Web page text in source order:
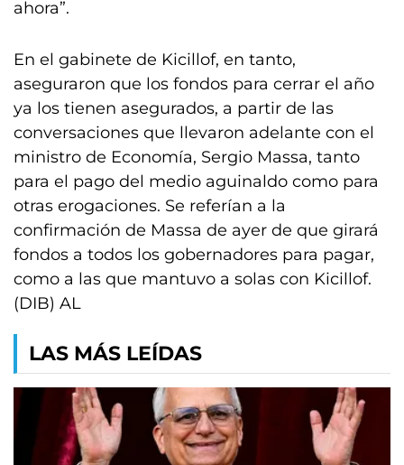
ahora”.
En el gabinete de Kicillof, en tanto,
aseguraron que los fondos para cerrar el año
ya los tienen asegurados, a partir de las
conversaciones que llevaron adelante con el
ministro de Economía, Sergio Massa, tanto
para el pago del medio aguinaldo como para
otras erogaciones. Se referían a la
confirmación de Massa de ayer de que girará
fondos a todos los gobernadores para pagar,
como a las que mantuvo a solas con Kicillof.
(DIB) AL
LAS MÁS LEÍDAS